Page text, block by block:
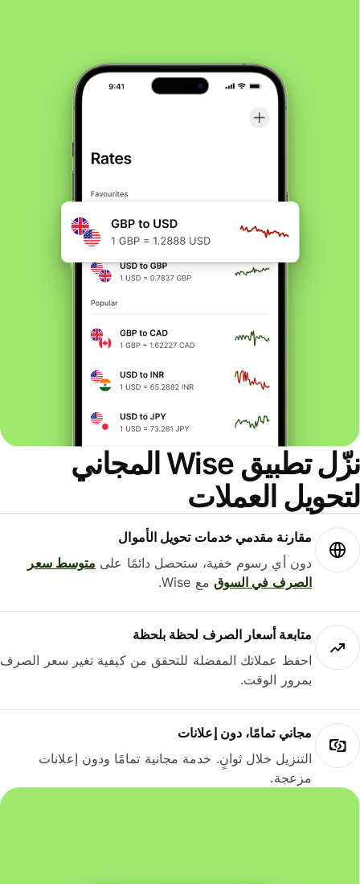
نزّل تطبيق Wise المجاني
العملات
مقارنة مقدمي خدمات تحويل الأموال
دون أي رسوم خفية، ستحصل دائمًا علىمتوسط ​​سعر
الصرف في السوقمع Wise.
متابعة أسعار الصرف لحظة بلحظة
احفظ عملاتك المفضلة للتحقق من كيفية تغير سعر الصرف
بمرور الوقت.
مجاني تمامًا، دون إعلانات
التنزيل خلال ثوانٍ. خدمة مجانية تمامًا ودون إعلانات
مزعجة.